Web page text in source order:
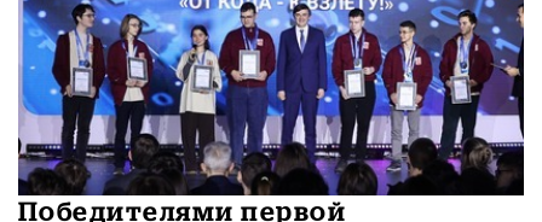
Победителями первой